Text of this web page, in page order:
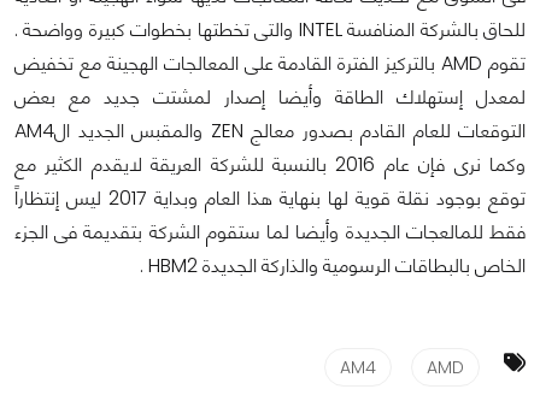
للحاق بالشركة المنافسة INTEL والتى تخطتها بخطوات كبيرة وواضحة .
تقوم AMD بالتركيز الفترة القادمة على المعالجات الهجينة مع تخفيض
لمعدل إستهلاك الطاقة وأيضا إصدار لمشتت جديد مع بعض
التوقعات للعام القادم بصدور معالج ZEN والمقبس الجديد الAM4
وكما نرى فإن عام 2016 بالنسبة للشركة العريقة لايقدم الكثير مع
توقع بوجود نقلة قوية لها بنهاية هذا العام وبداية 2017 ليس إنتظاراً
فقط للمالعجات الجديدة وأيضا لما ستقوم الشركة بتقديمة فى الجزء
الخاص بالبطاقات الرسومية والذاركة الجديدة HBM2 .
AMD
AM4